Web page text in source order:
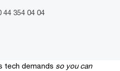
44 354 04 04
tech demands so you can